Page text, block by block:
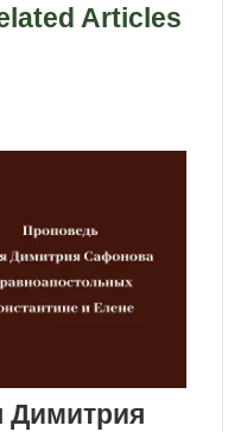
Articles
Димитрия